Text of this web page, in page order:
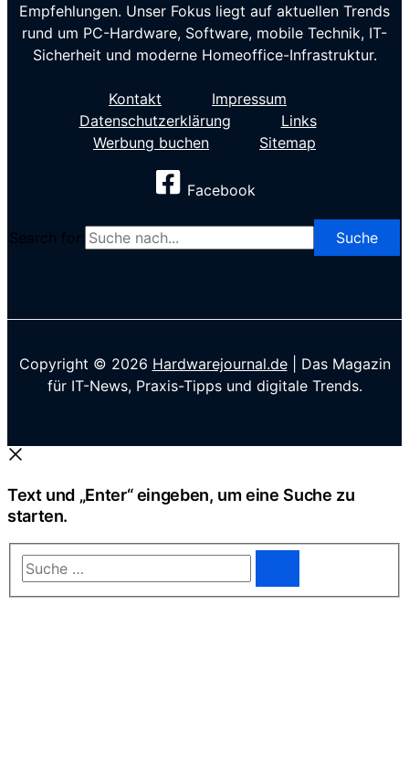
Empfehlungen. Unser Fokus liegt auf aktuellen Trends
rund um PC-Hardware, Software, mobile Technik, IT-
Sicherheit und moderne Homeoffice-Infrastruktur.
Kontakt
Impressum
Datenschutzerklärung
Links
Werbung buchen
Sitemap
Facebook
Search for:
Copyright © 2026 Hardwarejournal.de| Das Magazin
für IT-News, Praxis-Tipps und digitale Trends.
Text und „Enter“ eingeben, um eine Suche zu
starten.
Suche
…